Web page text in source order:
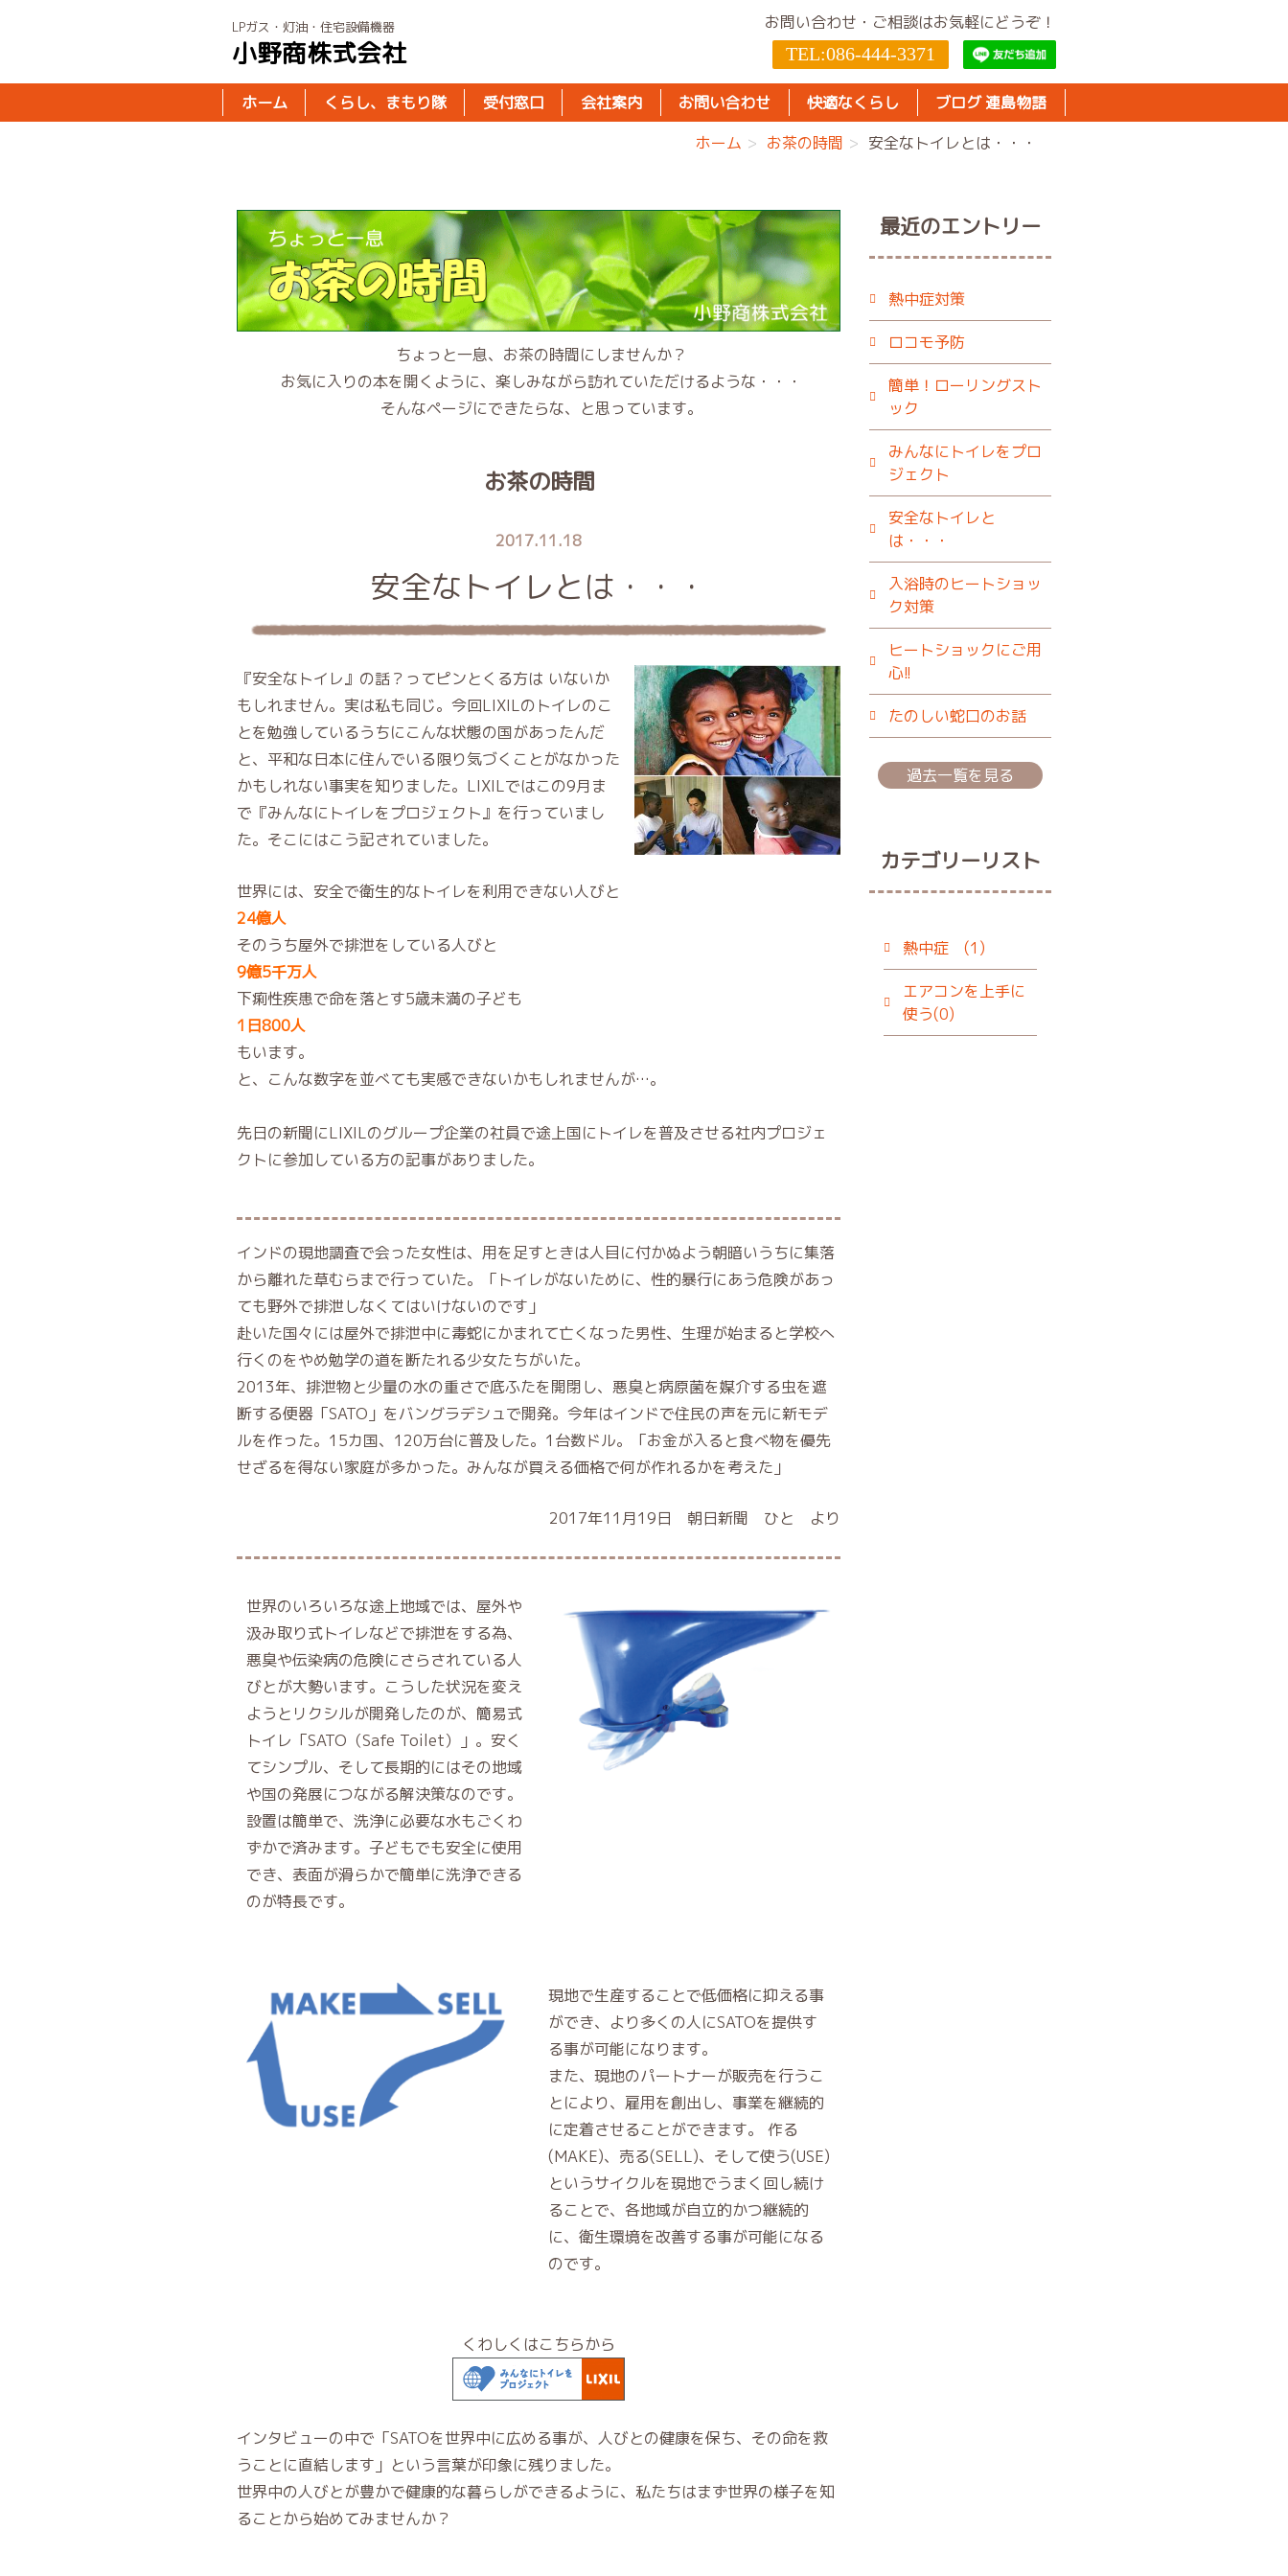
LPガス・灯油・住宅設備機器
小野商株式会社
お問い合わせ・ご相談はお気軽にどうぞ！
TEL:086-444-3371
ホーム くらし、まもり隊 受付窓口 会社案内 お問い合わせ 快適なくらし
ブログ 連島物語
ホーム
お茶の時間 安全なトイレとは・・・
ちょっと一息、お茶の時間にしませんか？
お気に入りの本を開くように、楽しみながら訪れていただけるような・・・
そんなページにできたらな、と思っています。
お茶の時間
2017.11.18
安全なトイレとは・・・
『安全なトイレ』の話？ってピンとくる方は いないか
もしれません。実は私も同じ。今回LIXILのトイレのこ
とを勉強しているうちにこんな状態の国があったんだ
と、平和な日本に住んでいる限り気づくことがなかった
かもしれない事実を知りました。LIXILではこの9月ま
で『みんなにトイレをプロジェクト』を行っていまし
た。そこにはこう記されていました。
世界には、安全で衛生的なトイレを利用できない人びと
24億人
そのうち屋外で排泄をしている人びと
9億5千万人
下痢性疾患で命を落とす5歳未満の子ども
1日800人
もいます。
と、こんな数字を並べても実感できないかもしれませんが…。
先日の新聞にLIXILのグループ企業の社員で途上国にトイレを普及させる社内プロジェ
クトに参加している方の記事がありました。
インドの現地調査で会った女性は、用を足すときは人目に付かぬよう朝暗いうちに集落
から離れた草むらまで行っていた。「トイレがないために、性的暴行にあう危険があっ
ても野外で排泄しなくてはいけないのです」
赴いた国々には屋外で排泄中に毒蛇にかまれて亡くなった男性、生理が始まると学校へ
行くのをやめ勉学の道を断たれる少女たちがいた。
2013年、排泄物と少量の水の重さで底ふたを開閉し、悪臭と病原菌を媒介する虫を遮
断する便器「SATO」をバングラデシュで開発。今年はインドで住民の声を元に新モデ
ルを作った。15カ国、120万台に普及した。1台数ドル。「お金が入ると食べ物を優先
せざるを得ない家庭が多かった。みんなが買える価格で何が作れるかを考えた」
2017年11月19日 朝日新聞 ひと より
世界のいろいろな途上地域では、屋外や
汲み取り式トイレなどで排泄をする為、
悪臭や伝染病の危険にさらされている人
びとが大勢います。こうした状況を変え
ようとリクシルが開発したのが、簡易式
トイレ「SATO（Safe Toilet）」。安く
てシンプル、そして長期的にはその地域
や国の発展につながる解決策なのです。
設置は簡単で、洗浄に必要な水もごくわ
ずかで済みます。子どもでも安全に使用
でき、表面が滑らかで簡単に洗浄できる
のが特長です。
現地で生産することで低価格に抑える事
ができ、より多くの人にSATOを提供す
る事が可能になります。
また、現地のパートナーが販売を行うこ
とにより、雇用を創出し、事業を継続的
に定着させることができます。 作る
(MAKE)、売る(SELL)、そして使う(USE)
というサイクルを現地でうまく回し続け
ることで、各地域が自立的かつ継続的
に、衛生環境を改善する事が可能になる
のです。
くわしくはこちらから
インタビューの中で「SATOを世界中に広める事が、人びとの健康を保ち、その命を救
うことに直結します」という言葉が印象に残りました。
世界中の人びとが豊かで健康的な暮らしができるように、私たちはまず世界の様子を知
ることから始めてみませんか？
最近のエントリー
熱中症対策
ロコモ予防
簡単！ローリングスト
ック
みんなにトイレをプロ
ジェクト
安全なトイレと
は・・・
入浴時のヒートショッ
ク対策
ヒートショックにご用
心!!
たのしい蛇口のお話
過去一覧を見る
カテゴリーリスト
熱中症 (1)
エアコンを上手に
使う(0)